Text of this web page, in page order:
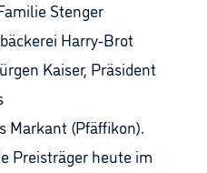
Stenger
Harry-Brot
Kaiser, Präsident
Markant (Pfäffikon).
Preisträger heute im